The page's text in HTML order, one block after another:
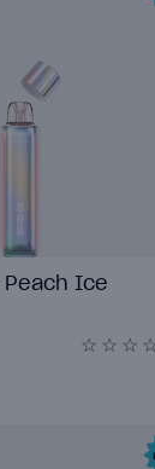
Peach Ice